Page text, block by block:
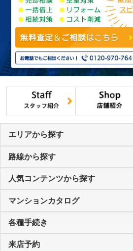
エリアから探す
路線から探す
人気コンテンツから探す
マンションカタログ
各種手続き
来店予約